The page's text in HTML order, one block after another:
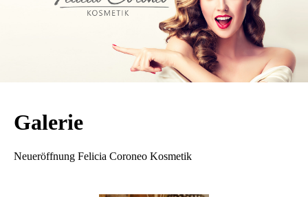
Galerie
Neueröffnung Felicia Coroneo Kosmetik